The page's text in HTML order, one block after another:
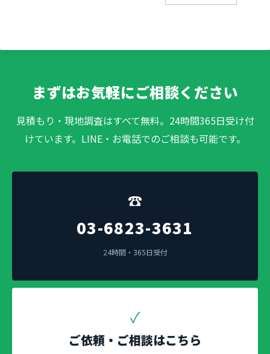
まずはお気軽にご相談ください
見積もり・現地調査はすべて無料。24時間365日受け付
けています。LINE・お電話でのご相談も可能です。
☎
03-6823-3631
24時間・365日受付
✓
ご依頼・ご相談はこちら